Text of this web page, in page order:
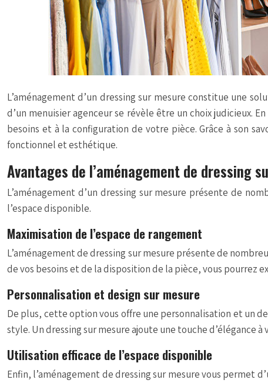
L’aménagement d’un dressing sur mesure constitue une
d’un menuisier agenceur se révèle être un choix judicieux.
besoins et à la configuration de votre pièce. Grâce à son
fonctionnel et esthétique.
Avantages de l’aménagement de dressing
L’aménagement d’un dressing sur mesure présente de
l’espace disponible.
Maximisation de l’espace de rangement
L’aménagement de dressing sur mesure présente de
de vos besoins et de la disposition de la pièce, vous pourrez
Personnalisation et design sur mesure
De plus, cette option vous offre une personnalisation et un
style. Un dressing sur mesure ajoute une touche
Utilisation efficace de l’espace disponible
Enfin, l’aménagement de dressing sur mesure vous permet